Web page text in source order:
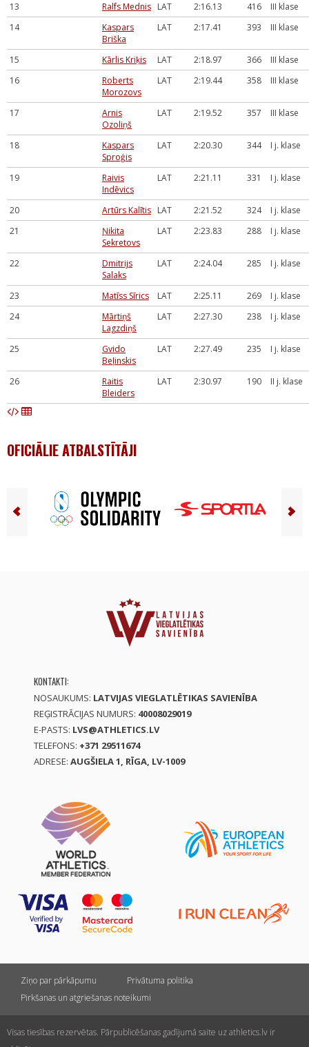
13
Ralfs Mednis LAT 2:16.13 416
III klase
14
Kaspars
Briška
LAT 2:17.41 393 III klase
15 Kārlis Kriķis LAT 2:18.97 366
III klase
16
Roberts
Morozovs
LAT 2:19.44 358 III klase
17
Arnis
Ozoliņš
LAT 2:19.52 357 III klase
18
Kaspars
Sproģis
LAT 2:20.30 344 I j. klase
19
Raivis
Indēvics
LAT 2:21.11 331 I j. klase
20 Artūrs Kalītis LAT 2:21.52 324
I j. klase
21
Ņikita
Sekretovs
LAT 2:23.83 288 I j. klase
22
Dmitrijs
Salaks
LAT 2:24.04 285 I j. klase
23 Matīss Sīrics LAT 2:25.11 269
I j. klase
24
Mārtiņš
Lagzdiņš
LAT 2:27.30 238 I j. klase
25
Gvido
Beļinskis
LAT 2:27.49 235 I j. klase
26
Raitis
Bleiders
LAT 2:30.97 190 II j. klase
OFICIĀLIE ATBALSTĪTĀJI
KONTAKTI:
NOSAUKUMS: LATVIJAS VIEGLATLĒTIKAS SAVIENĪBA
REĢISTRĀCIJAS NUMURS: 40008029019
E-PASTS: LVS@ATHLETICS.LV
TELEFONS: +371 29511674
ADRESE: AUGŠIELA 1, RĪGA, LV-1009
Ziņo par pārkāpumu
Privātuma politika
Pirkšanas un atgriešanas noteikumi
Visas tiesības rezervētas. Pārpublicēšanas gadījumā saite uz athletics.lv ir